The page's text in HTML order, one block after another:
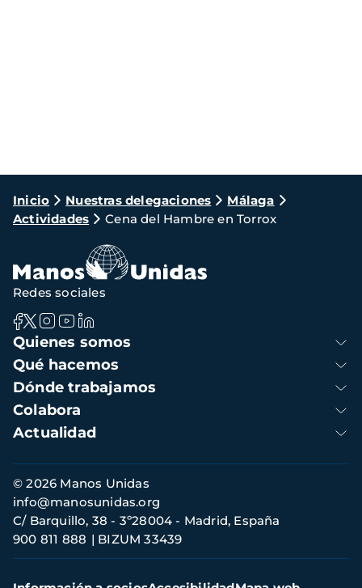
Ruta
de
navegación
Inicio Nuestras delegaciones
Málaga
Actividades
Cena del Hambre en Torrox
Navegación
principal
Quienes somos
Qué hacemos
Dónde trabajamos
Colabora
Actualidad
Redes sociales
Información
de
contacto
© 2026 Manos Unidas
C/ Barquillo, 38 - 3º28004 - Madrid, España
900 811 888
BIZUM 33439
info@manosunidas.org